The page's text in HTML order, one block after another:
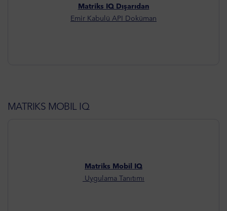
Matriks IQ Dışarıdan
Emir Kabulü API Doküman
MATRIKS MOBIL IQ
Matriks Mobil IQ
Uygulama Tanıtımı